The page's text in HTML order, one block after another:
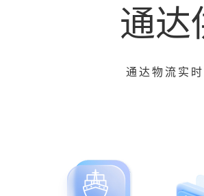
通达
通达物流实